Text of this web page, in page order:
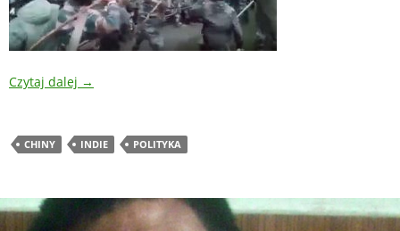
Czytaj dalej →
CHINY INDIE POLITYKA